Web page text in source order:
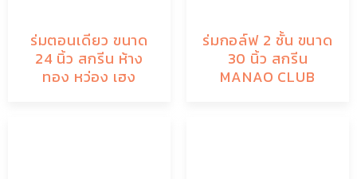
ร่มตอนเดียว ขนาด
24 นิ้ว สกรีน ห้าง
ทอง หว่อง เฮง
ร่มกอล์ฟ 2 ชั้น ขนาด
30 นิ้ว สกรีน
MANAO CLUB